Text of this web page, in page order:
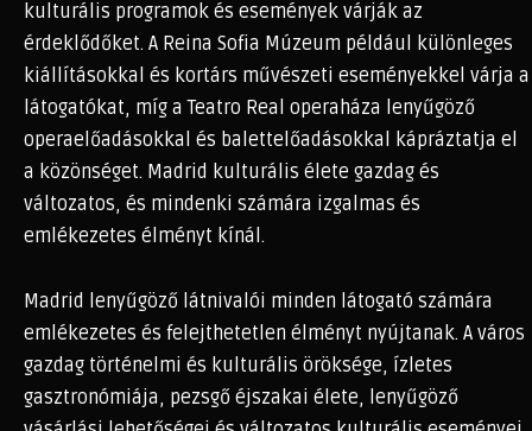
kulturális programok és események várják az
érdeklődőket. A Reina Sofia Múzeum például különleges
kiállításokkal és kortárs művészeti eseményekkel várja a
látogatókat, míg a Teatro Real operaháza lenyűgöző
operaelőadásokkal és balettelőadásokkal kápráztatja el
a közönséget. Madrid kulturális élete gazdag és
változatos, és mindenki számára izgalmas és
emlékezetes élményt kínál.
Madrid lenyűgöző látnivalói minden látogató számára
emlékezetes és felejthetetlen élményt nyújtanak. A város
gazdag történelmi és kulturális öröksége, ízletes
gasztronómiája, pezsgő éjszakai élete, lenyűgöző